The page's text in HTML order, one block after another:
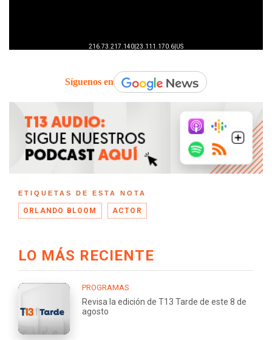
Síguenos en
ETIQUETAS DE ESTA NOTA
ORLANDO BLOOM ACTOR
LO MÁS RECIENTE
PROGRAMAS
Revisa la edición de T13 Tarde de este 8 de
agosto